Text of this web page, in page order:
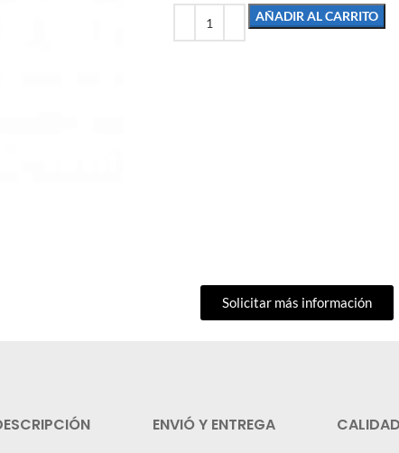
AÑADIR AL CARRITO
Solicitar más información
ENVIÓ Y ENTREGA